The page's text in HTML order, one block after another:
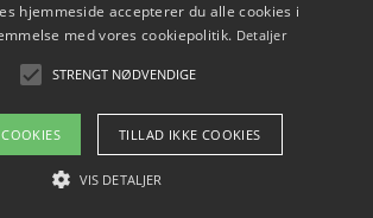
om fossile brændstoffer kan ændre
2026 - Pilanto Aps
/ kontakt
hjemmeside accepterer du alle cookies i
med vores cookiepolitik. Detaljer
STRENGT NØDVENDIGE
TILLAD IKKE COOKIES
VIS DETALJER